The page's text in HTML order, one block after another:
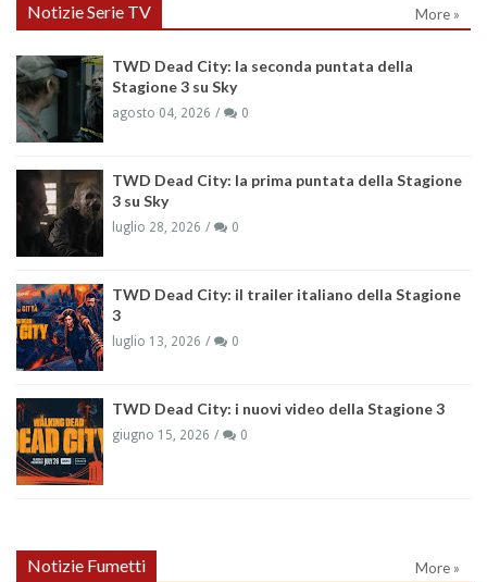
Notizie Serie TV More »
TWD Dead City: la seconda puntata della
Stagione 3 su Sky
agosto 04, 2026 0
TWD Dead City: la prima puntata della Stagione
3 su Sky
luglio 28, 2026 0
TWD Dead City: il trailer italiano della Stagione
3
luglio 13, 2026 0
TWD Dead City: i nuovi video della Stagione 3
giugno 15, 2026 0
Notizie Fumetti More »